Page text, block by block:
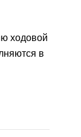
ходовой
в